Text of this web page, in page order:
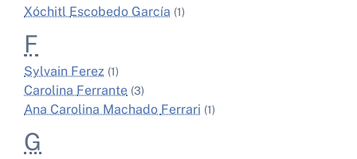
Xóchitl Escobedo García (1)
F
Sylvain Ferez (1)
Carolina Ferrante (3)
Ana Carolina Machado Ferrari (1)
G